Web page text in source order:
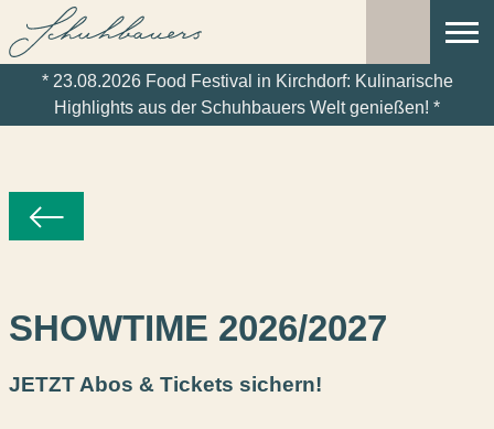
* 23.08.2026 Food Festival in Kirchdorf: Kulinarische
Highlights aus der Schuhbauers Welt genießen! *
SHOWTIME 2026/2027
JETZT Abos & Tickets sichern!